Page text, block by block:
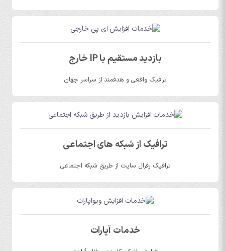
بازدید مستقیم با IP خارج
ترافیک واقعی و هدفمند از سراسر جهان
ترافیک از شبکه های اجتماعی
ترافیک رفرال سایت از طریق شبکه اجتماعی
خدمات آپارات